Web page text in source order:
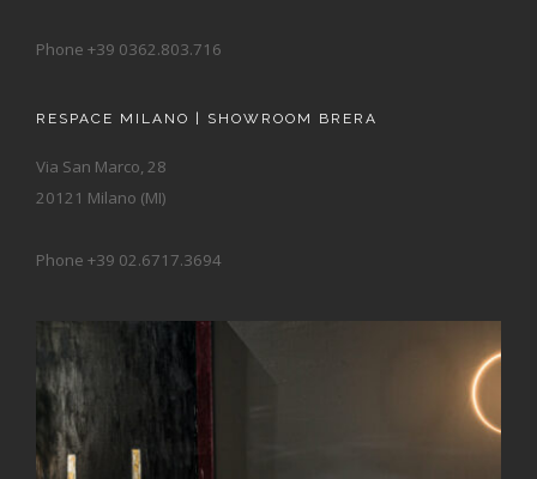
Phone +39 0362.803.716
RESPACE MILANO | SHOWROOM BRERA
Via San Marco, 28
20121 Milano (MI)
Phone +39 02.6717.3694